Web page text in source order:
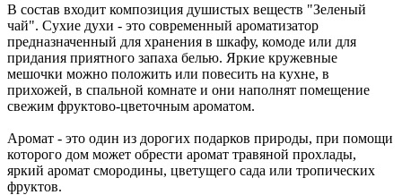
В состав входит композиция душистых веществ "Зеленый
чай". Cухие духи - это современный ароматизатор
предназначенный для хранения в шкафу, комоде или для
придания приятного запаха белью. Яркие кружевные
мешочки можно положить или повесить на кухне, в
прихожей, в спальной комнате и они наполнят помещение
свежим фруктово-цветочным ароматом.
Аромат - это один из дорогих подарков природы, при помощи
которого дом может обрести аромат травяной прохлады,
яркий аромат смородины, цветущего сада или тропических
фруктов.